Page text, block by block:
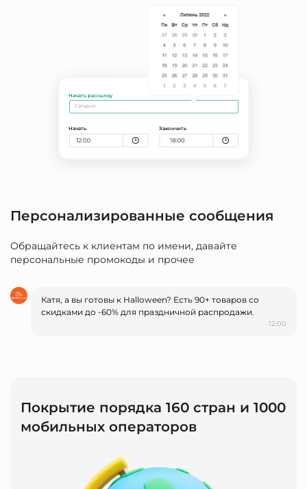
Персонализированные сообщения
Обращайтесь к клиентам по имени, давайте
персональные промокоды и прочее
Катя, а вы готовы к Halloween? Есть 90+ товаров со
скидками до -60% для праздничной распродажи.
12:00
Покрытие порядка 160 стран и 1000
мобильных операторов